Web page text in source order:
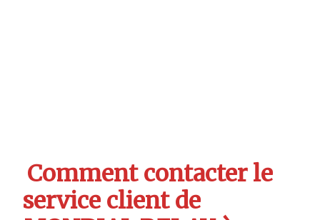
Comment contacter le
service client de